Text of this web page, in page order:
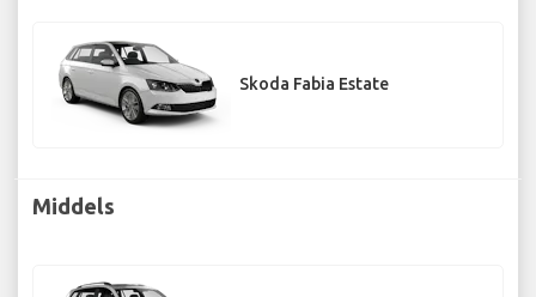
Skoda Fabia Estate
Middels